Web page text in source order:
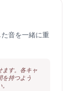
音を一緒に重
ます。各キャ
を持つよう